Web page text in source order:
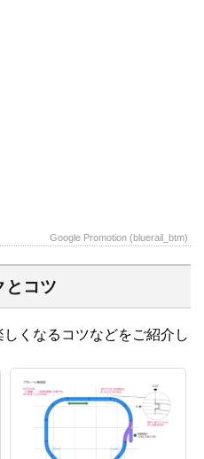
Google Promotion (bluerail_btm)
とコツ
くなるコツなどをご紹介し